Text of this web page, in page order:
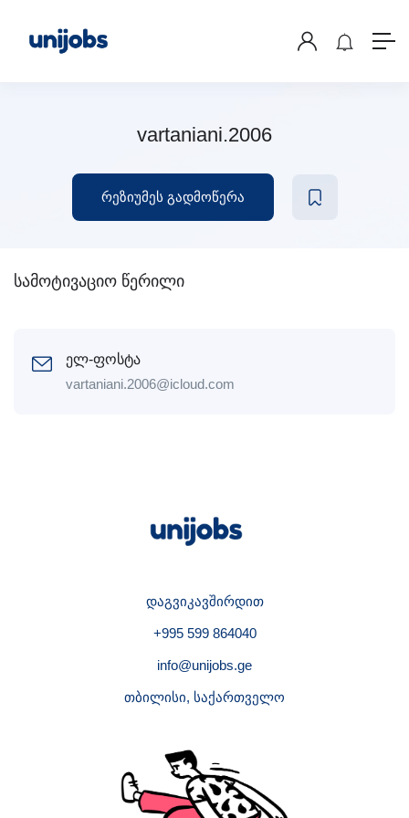
vartaniani.2006
რეზიუმეს გადმოწერა
სამოტივაციო წერილი
ელ-ფოსტა
vartaniani.2006@icloud.com
დაგვიკავშირდით
+995 599 864040
info@unijobs.ge
თბილისი, საქართველო